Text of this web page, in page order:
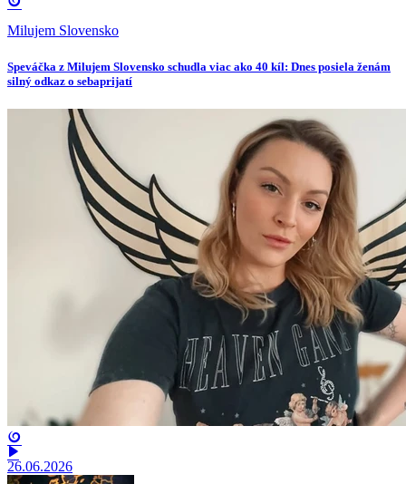
Milujem Slovensko
Speváčka z Milujem Slovensko schudla viac ako 40 kíl: Dnes posiela ženám
silný odkaz o sebaprijatí
26.06.2026